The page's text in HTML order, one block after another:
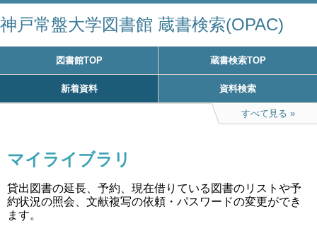
神戸常盤大学図書館 蔵書検索(OPAC)
図書館TOP 蔵書検索TOP
新着資料 資料検索
すべて見る
マイライブラリ
貸出図書の延長、予約、現在借りている図書のリストや予
約状況の照会、文献複写の依頼・パスワードの変更ができ
ます。